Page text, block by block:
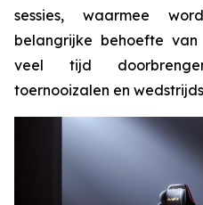
sessies, waarmee
belangrijke behoefte van
veel tijd
toernooizalen en